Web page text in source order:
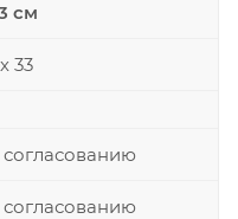
см
33